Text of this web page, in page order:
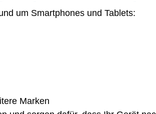
um Smartphones und Tablets:
Marken